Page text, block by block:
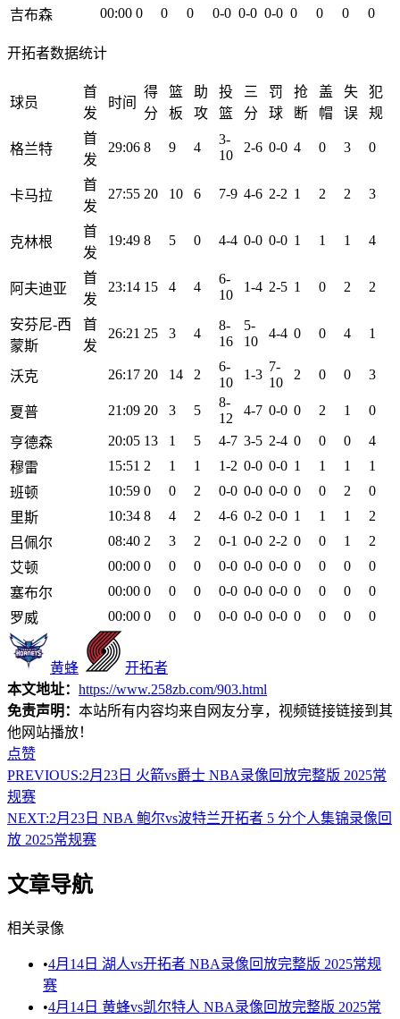
吉布森
00:00 0 0 0 0-0 0-0 0-0 0 0 0 0
开拓者数据统计
球员
首
发
时间
得
分
篮
板
助
攻
投
篮
三
分
罚
球
抢
断
盖
帽
失
误
犯
规
格兰特
首
发
29:06 8 9 4
3-
10
2-6 0-0 4 0 3 0
卡马拉
首
发
27:55 20 10 6 7-9 4-6 2-2 1 2 2 3
克林根
首
发
19:49 8 5 0 4-4 0-0 0-0 1 1 1 4
阿夫迪亚
首
发
23:14 15 4 4
6-
10
1-4 2-5 1 0 2 2
安芬尼-西
蒙斯
首
发
26:21 25 3 4
8-
16
5-
10
4-4 0 0 4 1
沃克 26:17 20 14 2
6-
10
1-3
7-
10
2 0 0 3
夏普 21:09 20 3 5
8-
12
4-7 0-0 0 2 1 0
亨德森 20:05 13 1 5 4-7 3-5 2-4 0 0 0
4
穆雷
15:51 2 1 1 1-2 0-0 0-0 1 1 1
1
班顿
10:59 0 0 2 0-0 0-0 0-0 0 0 2
0
里斯
10:34 8 4 2 4-6 0-2 0-0 1 1 1
2
吕佩尔
08:40 2 3 2 0-1 0-0 2-2 0 0 1
2
艾顿
00:00 0 0 0 0-0 0-0 0-0 0 0 0
0
塞布尔
00:00 0 0 0 0-0 0-0 0-0 0 0 0
0
罗威
00:00 0 0 0 0-0 0-0 0-0 0 0 0 0
黄蜂
开拓者
本文地址： https://www.258zb.com/903.html
免责声明： 本站所有内容均来自网友分享，视频链接链接到其
他网站播放！
点赞
PREVIOUS:2月23日 火箭vs爵士 NBA录像回放完整版 2025常
规赛
NEXT:2月23日 NBA 鲍尔vs波特兰开拓者 5 分个人集锦录像回
放 2025常规赛
文章导航
相关录像
•4月14日 湖人vs开拓者 NBA录像回放完整版 2025常规
赛
•4月14日 黄蜂vs凯尔特人 NBA录像回放完整版 2025常